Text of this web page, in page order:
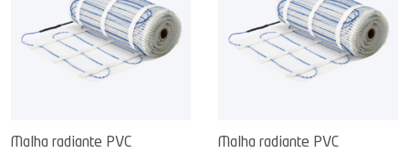
Malha radiante PVC
Malha radiante PVC